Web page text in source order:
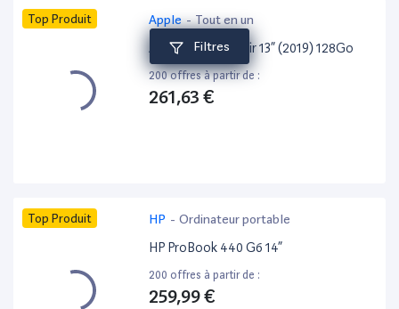
Filtres
Top Produit Apple- Tout en un
Apple MacBook Air 13” (2019) 128Go
200 offres à partir de :
261,63 €
Top Produit HP - Ordinateur portable
HP ProBook 440 G6 14”
200 offres à partir de :
259,99 €